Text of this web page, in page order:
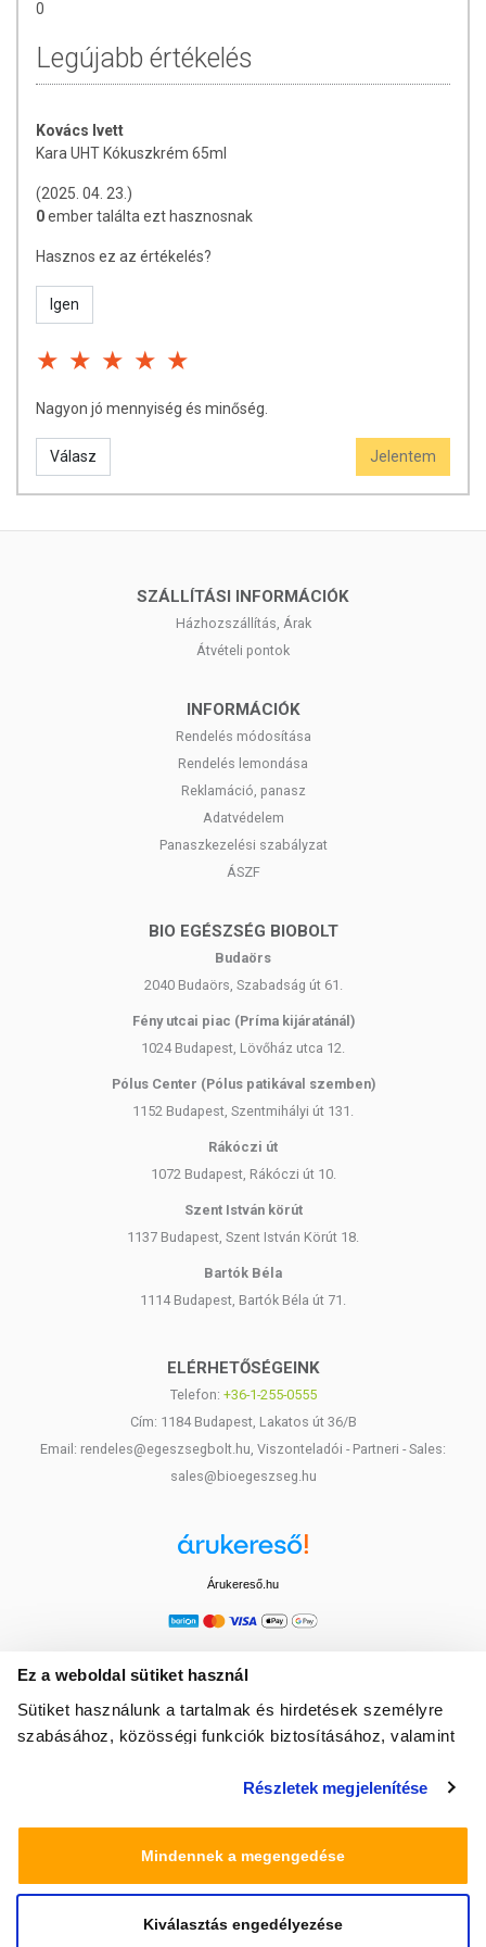
Ez a weboldal sütiket használ
Sütiket használunk a tartalmak és hirdetések személyre
szabásához, közösségi funkciók biztosításához, valamint
média-, hirdető- és elemező partnereinkkel megosztjuk az
amelyeket Ön adott meg számukra vagy az Ön által
használt más szolgáltatásokból gyűjtöttek.
Részletek megjelenítése
Mindennek a megengedése
Kiválasztás engedélyezése
rázza fel!
Összetevők:természetes kókuszkrém (99,9%),
E407)
hűtőszekrényben tárolandó.
0
Legújabb értékelés
Kovács Ivett
Kara UHT Kókuszkrém 65ml
(2025. 04. 23.)
0ember találta ezt hasznosnak
Hasznos ez az értékelés?
Igen
Nagyon jó mennyiség és minőség.
Válasz Jelentem
SZÁLLÍTÁSI INFORMÁCIÓK
Házhozszállítás, Árak
Átvételi pontok
INFORMÁCIÓK
Rendelés módosítása
Rendelés lemondása
Reklamáció, panasz
Adatvédelem
Panaszkezelési szabályzat
ÁSZF
BIO EGÉSZSÉG BIOBOLT
Budaörs
2040 Budaörs, Szabadság út 61.
Fény utcai piac (Príma kijáratánál)
1024 Budapest, Lövőház utca 12.
Pólus Center (Pólus patikával szemben)
1152 Budapest, Szentmihályi út 131.
Rákóczi út
1072 Budapest, Rákóczi út 10.
Szent István körút
1137 Budapest, Szent István Körút 18.
Bartók Béla
1114 Budapest, Bartók Béla út 71.
ELÉRHETŐSÉGEINK
Telefon: +36-1-255-0555
Cím: 1184 Budapest, Lakatos út 36/B
Email: rendeles@egeszsegbolt.hu, Viszonteladói - Partneri - Sales:
sales@bioegeszseg.hu
Árukereső.hu